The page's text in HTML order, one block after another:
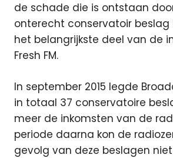
de schade die is ontstaan
onterecht conservatoir beslag
het belangrijkste deel van de
Fresh FM.
In september 2015 legde
in totaal 37 conservatoire
meer de inkomsten van de
periode daarna kon de
gevolg van deze beslagen